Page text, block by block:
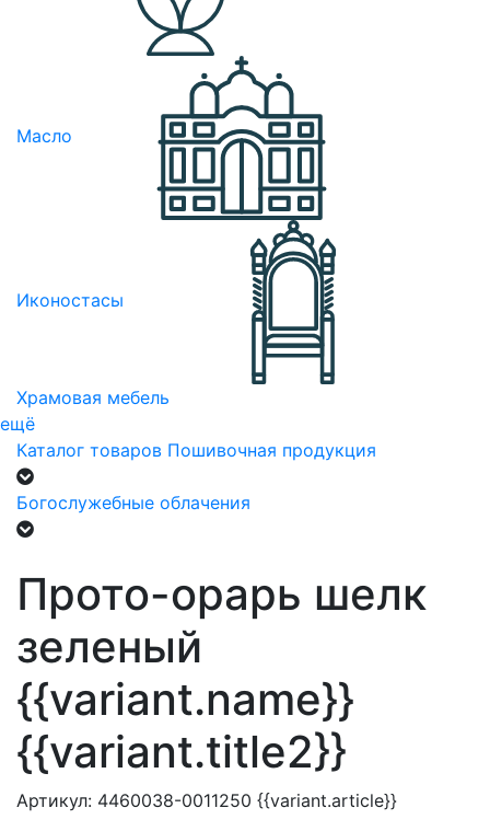
Масло
Иконостасы
Храмовая мебель
ещё
Каталог товаров Пошивочная продукция
Богослужебные облачения
Прото-орарь шелк
зеленый
{{variant.name}}
{{variant.title2}}
Артикул: 4460038-0011250 {{variant.article}}